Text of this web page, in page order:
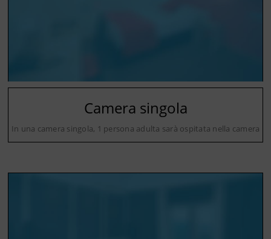
Camera singola
In una camera singola, 1 persona adulta sarà ospitata nella camera